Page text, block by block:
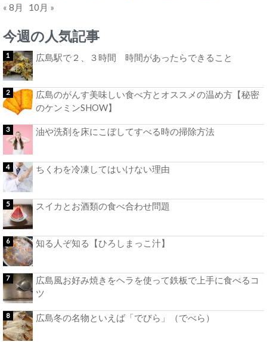
« 8月
10月 »
今週の人気記事
広島駅で２、３時間 時間があったらできること
広島のがんす美味しい食べ方とオススメの温め方【秘密
のケンミンSHOW】
油や洗剤を床にこぼしてすべる時の掃除方法
ちくわを冷凍してはいけない理由
スイカとお酒類の食べ合わせ問題
知る人ぞ知る【ひろしまっこ汁】
広島風お好み焼きをヘラを使って鉄板で上手に食べるコ
ツ
広島冬の名物といえば「でびら」（でべら）